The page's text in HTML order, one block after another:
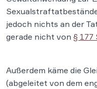
jedoch nichts an der
gerade nicht von § 177
Außerdem käme die
(abgeleitet von dem